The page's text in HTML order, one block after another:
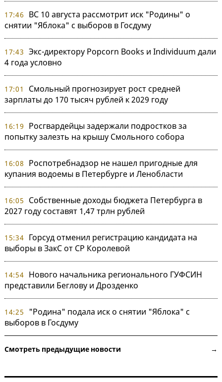
17:46
ВС 10 августа рассмотрит иск "Родины" о
снятии "Яблока" с выборов в Госдуму
17:43 Экс-директору Popcorn Books и Individuum дали
4 года условно
17:01
Смольный прогнозирует рост средней
зарплаты до 170 тысяч рублей к 2029 году
16:19
Росгвардейцы задержали подростков за
попытку залезть на крышу Смольного собора
16:08
Роспотребнадзор не нашел пригодные для
купания водоемы в Петербурге и Ленобласти
16:05
Собственные доходы бюджета Петербурга в
2027 году составят 1,47 трлн рублей
15:34 Горсуд отменил регистрацию кандидата на
выборы в ЗакС от СР Королевой
14:54 Нового начальника регионального ГУФСИН
представили Беглову и Дрозденко
14:25
"Родина" подала иск о снятии "Яблока" с
выборов в Госдуму
Смотреть предыдущие новости →